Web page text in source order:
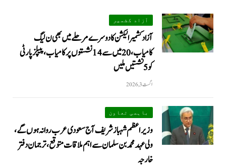
آزاد کشمیر
آزاد کشمیر الیکشن کا دوسرے مرحلے میں بھی ن لیگ
کامیاب، 20 میں سے 14 نشستوں پر کامیاب، پیپلزپارٹی
کو 5 نشستیں ملیں
اگست 3, 2026
باہمی تعاون
وزیراعظم شہباز شریف آج سعودی عرب روانہ ہوں گے،
ولی عہد محمد بن سلمان سے اہم ملاقات متوقع، ترجمان دفتر
خارجہ